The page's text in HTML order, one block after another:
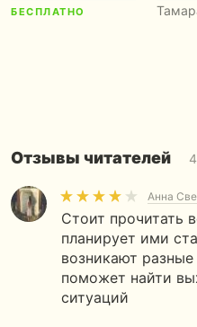
БЕСПЛАТНО
Отзывы читателей 4
Анна
Стоит прочитать
планирует ими
возникают
поможет найти
ситуаций